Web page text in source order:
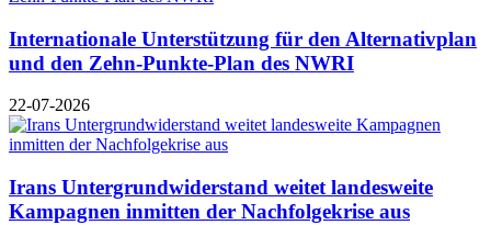
Internationale Unterstützung für den Alternativplan
und den Zehn-Punkte-Plan des NWRI
22-07-2026
Irans Untergrundwiderstand weitet landesweite
Kampagnen inmitten der Nachfolgekrise aus